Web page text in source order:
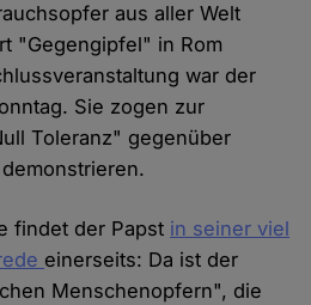
aus aller Welt
"Gegengipfel" in Rom
war der
Sie zogen zur
Toleranz" gegenüber
findet der Papst in seiner viel
einerseits: Da ist der
Menschenopfern", die